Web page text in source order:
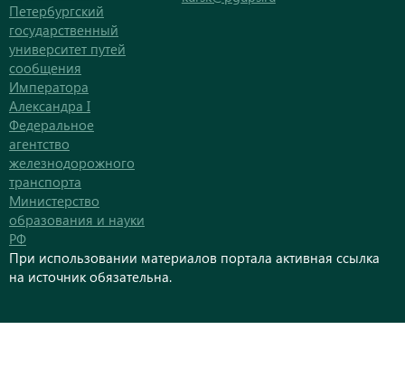
Петербургский
государственный
университет путей
сообщения
Императора
Александра I
Федеральное
агентство
железнодорожного
транспорта
Министерство
образования и науки
РФ
При использовании материалов портала активная ссылка
на источник обязательна.